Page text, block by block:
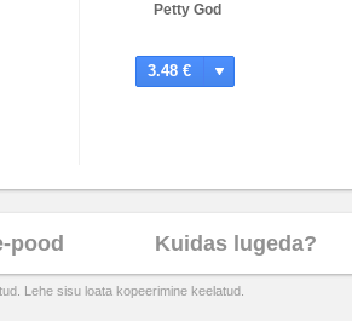
Petty God
3.48 €
pood Kuidas lugeda?
Lehe sisu loata kopeerimine keelatud.